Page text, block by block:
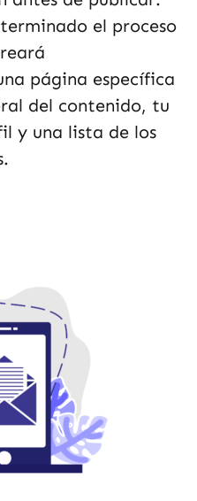
el proceso
página específica
del contenido, tu
y una lista de los